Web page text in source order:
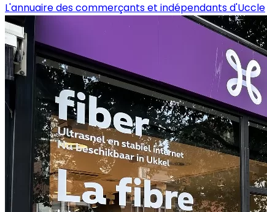
L'annuaire des commerçants et indépendants d'Uccle